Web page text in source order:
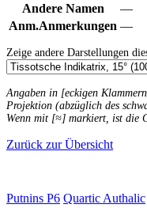
Andere Namen
—
Anm.Anmerkungen —
Zeige andere Darstellungen
Angaben in [eckigen
Projektion (abzüglich des
Wenn mit [≈] markiert, ist die
Zurück zur Übersicht
Putnins P6 Quartic Authalic